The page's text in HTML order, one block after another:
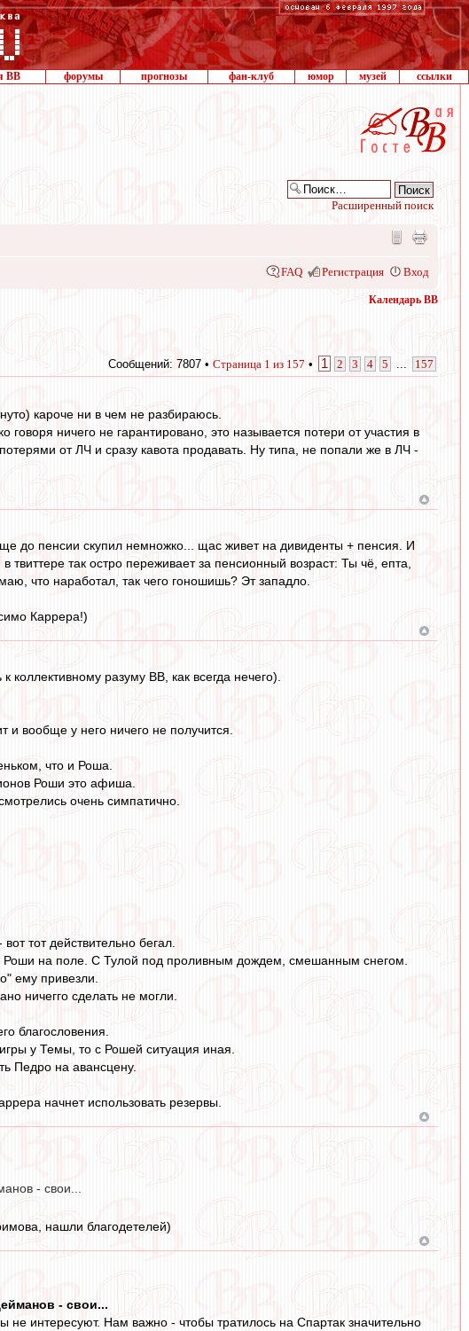
ВВ форумы прогнозы фан-клуб юмор музей ссылки
Расширенный поиск
FAQ Регистрация Вход
Календарь ВВ
Сообщений: 7807 • Страница 1 из 157 • 1 2 3 4 5 157
кароче ни в чем не разбираюсь.
ничего не гарантировано, это называется потери от участия в
от ЛЧ и сразу кавота продавать. Ну типа, не попали же в ЛЧ -
до пенсии скупил немножко... щас живет на дивиденты + пенсия. И
так остро переживает за пенсионный возраст: Ты чё, епта,
что наработал, так чего гоношишь? Эт западло.
Каррера!)
коллективному разуму ВВ, как всегда нечего).
и вообще у него ничего не получится.
что и Роша.
Роши это афиша.
очень симпатично.
тот действительно бегал.
на поле. С Тулой под проливным дождем, смешанным снегом.
ему привезли.
ничегго сделать не могли.
благословения.
у Темы, то с Рошей ситуация иная.
Педро на авансцену.
начнет использовать резервы.
- свои...
нашли благодетелей)
- свои...
интересуют. Нам важно - чтобы тратилось на Спартак значительно